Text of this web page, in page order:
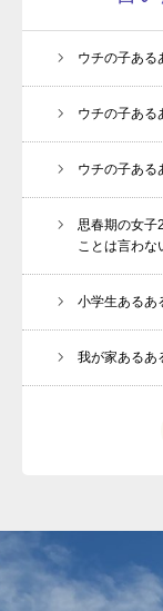
ウチの子ある
ウチの子ある
ウチの子ある
思春期の女子
ことは言わな
小学生あるあ
我が家あるあ